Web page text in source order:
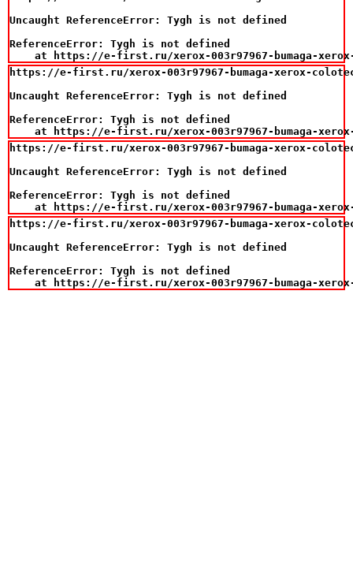
Uncaught ReferenceError: Tygh is not defined
ReferenceError: Tygh is not defined
at https://e-first.ru/xerox-003r97967-bumaga-
https://e-first.ru/xerox-003r97967-bumaga-xerox-
Uncaught ReferenceError: Tygh is not defined
ReferenceError: Tygh is not defined
at https://e-first.ru/xerox-003r97967-bumaga-
https://e-first.ru/xerox-003r97967-bumaga-xerox-
Uncaught ReferenceError: Tygh is not defined
ReferenceError: Tygh is not defined
at https://e-first.ru/xerox-003r97967-bumaga-
https://e-first.ru/xerox-003r97967-bumaga-xerox-
Uncaught ReferenceError: Tygh is not defined
ReferenceError: Tygh is not defined
at https://e-first.ru/xerox-003r97967-bumaga-